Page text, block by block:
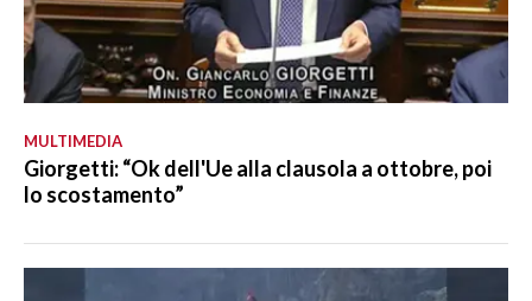
MULTIMEDIA
Giorgetti: “Ok dell'Ue alla clausola a ottobre, poi
lo scostamento”